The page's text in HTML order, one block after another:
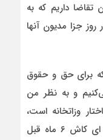
تقاضا داریم که به
روز جزا مدیون آنها
برای حق و حقوق
و به نظر من
وزاتخانه است،
آقایان وزیر و معاون توسعه مدیریت، ای کاش ۶ ماه قبل